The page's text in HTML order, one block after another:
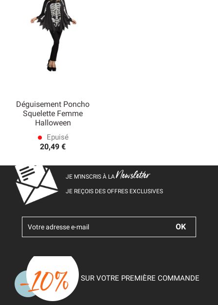
Déguisement Poncho
Squelette Femme
Halloween
lens Epuisé
20,49 €
JE M’INSCRIS À LANewsletter
JE REÇOIS DES OFFRES EXCLUSIVES
SUR VOTRE PREMIÈRE COMMANDE